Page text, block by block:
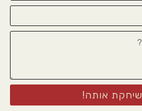
שיחקת אותה!